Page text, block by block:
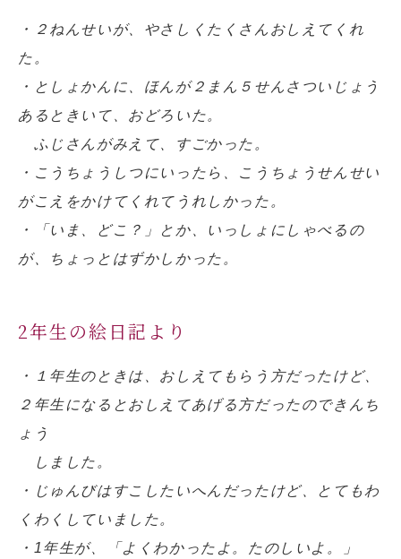
・２ねんせいが、やさしくたくさんおしえてくれ
た。
・としょかんに、ほんが２まん５せんさついじょう
あるときいて、おどろいた。
ふじさんがみえて、すごかった。
・こうちょうしつにいったら、こうちょうせんせい
がこえをかけてくれてうれしかった。
・「いま、どこ？」とか、いっしょにしゃべるの
が、ちょっとはずかしかった。
2年生の絵日記より
・１年生のときは、おしえてもらう方だったけど、
２年生になるとおしえてあげる方だったのできんち
ょう
しました。
・じゅんびはすこしたいへんだったけど、とてもわ
くわくしていました。
・1年生が、「よくわかったよ。たのしいよ。」